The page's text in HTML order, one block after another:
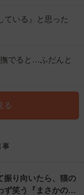
ている』と思った
でると…ふだんと
る
振り向いたら、猫の
ず笑う『まさかの…